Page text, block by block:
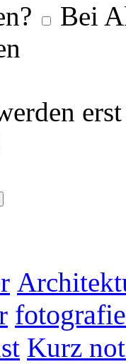
Bei
fotografie
Kurz